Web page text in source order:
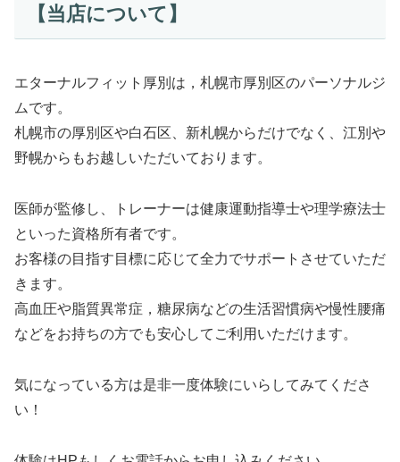
【当店について】
エターナルフィット厚別は，札幌市厚別区のパーソナルジ
ムです。
札幌市の厚別区や白石区、新札幌からだけでなく、江別や
野幌からもお越しいただいております。
医師が監修し、トレーナーは健康運動指導士や理学療法士
といった資格所有者です。
お客様の目指す目標に応じて全力でサポートさせていただ
きます。
高血圧や脂質異常症，糖尿病などの生活習慣病や慢性腰痛
などをお持ちの方でも安心してご利用いただけます。
気になっている方は是非一度体験にいらしてみてくださ
い！